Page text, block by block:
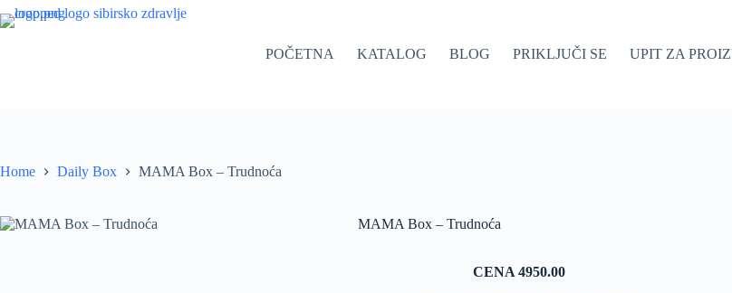
Skip
to
POČETNA
KATALOG BLOG PRIKLJUČI SE UPIT ZA
Home Daily Box MAMA Box – Trudnoća
MAMA Box – Trudnoća
CENA 4950.00